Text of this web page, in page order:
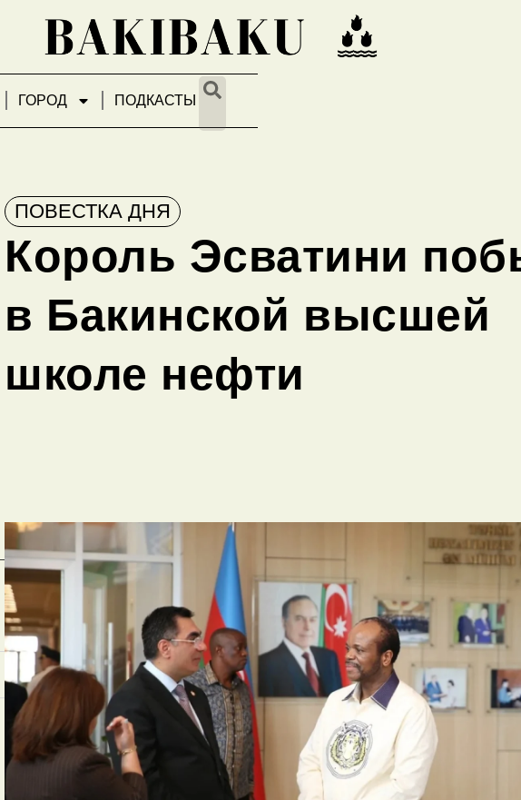
ГОРОД ПОДКАСТЫ
ПОВЕСТКА ДНЯ
Король Эсватини
в Бакинской высшей
школе нефти